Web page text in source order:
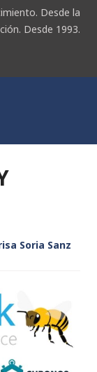
Desde la
Desde 1993.
Soria Sanz